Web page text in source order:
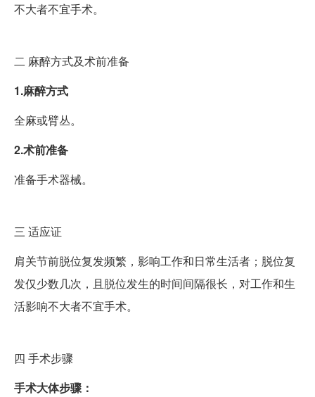
不大者不宜手术。
二 麻醉方式及术前准备
1.麻醉方式
全麻或臂丛。
2.术前准备
准备手术器械。
三 适应证
肩关节前脱位复发频繁，影响工作和日常生活者；脱位复
发仅少数几次，且脱位发生的时间间隔很长，对工作和生
活影响不大者不宜手术。
四 手术步骤
手术大体步骤：